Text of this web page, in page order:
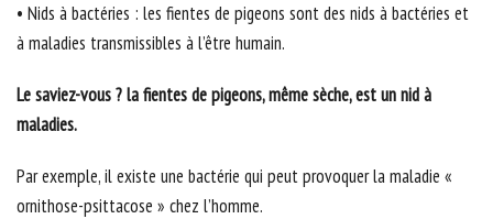
• Nids à bactéries : les fientes de pigeons sont des nids à bactéries et
à maladies transmissibles à l’être humain.
Le saviez-vous ? la fientes de pigeons, même sèche, est un nid à
maladies.
Par exemple, il existe une bactérie qui peut provoquer la maladie «
ornithose-psittacose » chez l’homme.